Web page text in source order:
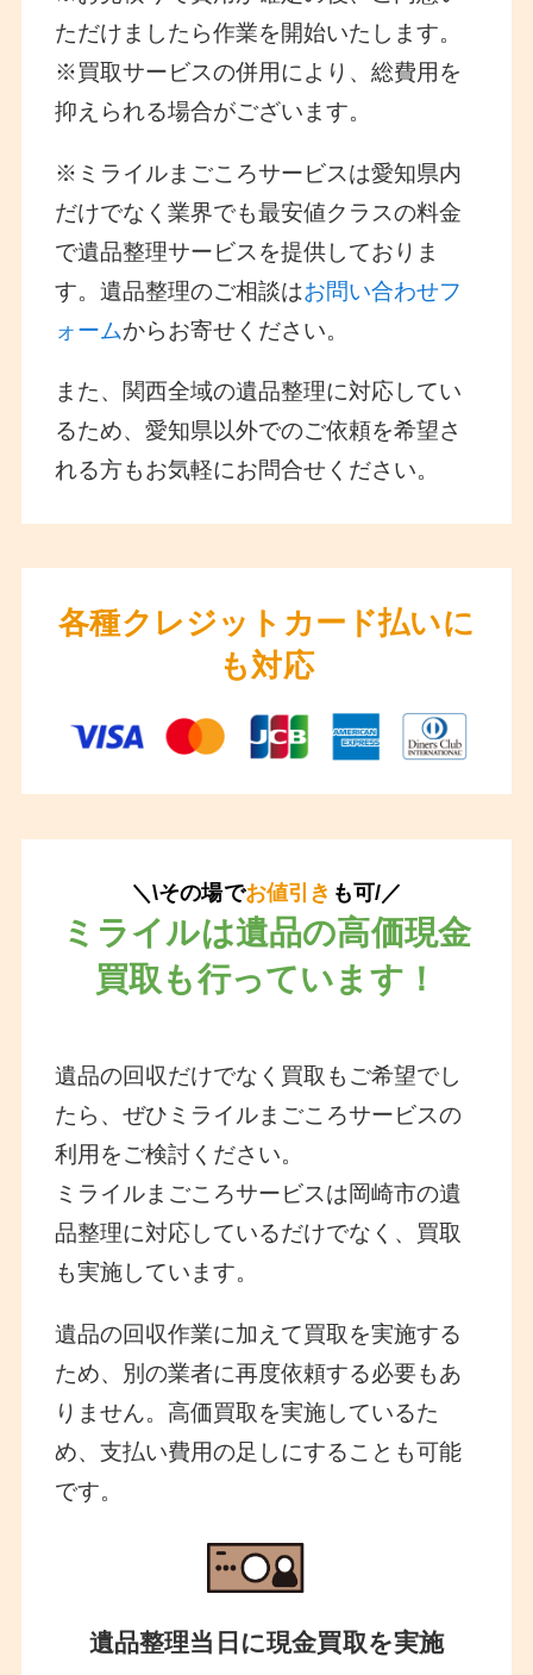
ただけましたら作業を開始いたします。
※買取サービスの併用により、総費用を
抑えられる場合がございます。
※ミライルまごころサービスは愛知県内
だけでなく業界でも最安値クラスの料金
で遺品整理サービスを提供しておりま
す。遺品整理のご相談はお問い合わせフ
ォームからお寄せください。
また、関西全域の遺品整理に対応してい
るため、愛知県以外でのご依頼を希望さ
れる方もお気軽にお問合せください。
各種クレジットカード払いに
も対応
＼\その場でお値引き も可/／
ミライルは遺品の高価現金
買取も行っています！
遺品の回収だけでなく買取もご希望でし
たら、ぜひミライルまごころサービスの
利用をご検討ください。
ミライルまごころサービスは岡崎市の遺
品整理に対応しているだけでなく、買取
も実施しています。
遺品の回収作業に加えて買取を実施する
ため、別の業者に再度依頼する必要もあ
りません。高価買取を実施しているた
め、支払い費用の足しにすることも可能
です。
遺品整理当日に現金買取を実施